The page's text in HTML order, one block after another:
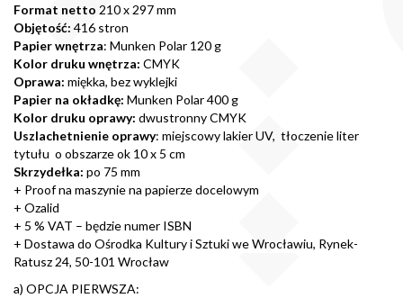
Format netto 210 x 297 mm
Objętość: 416 stron
Papier wnętrza: Munken Polar 120 g
Kolor druku wnętrza: CMYK
Oprawa: miękka, bez wyklejki
Papier na okładkę: Munken Polar 400 g
Kolor druku oprawy: dwustronny CMYK
Uszlachetnienie oprawy: miejscowy lakier UV, tłoczenie liter
tytułu o obszarze ok 10 x 5 cm
Skrzydełka: po 75 mm
+ Proof na maszynie na papierze docelowym
+ Ozalid
+ 5 % VAT – będzie numer ISBN
+ Dostawa do Ośrodka Kultury i Sztuki we Wrocławiu, Rynek-
Ratusz 24, 50-101 Wrocław
a) OPCJA PIERWSZA: